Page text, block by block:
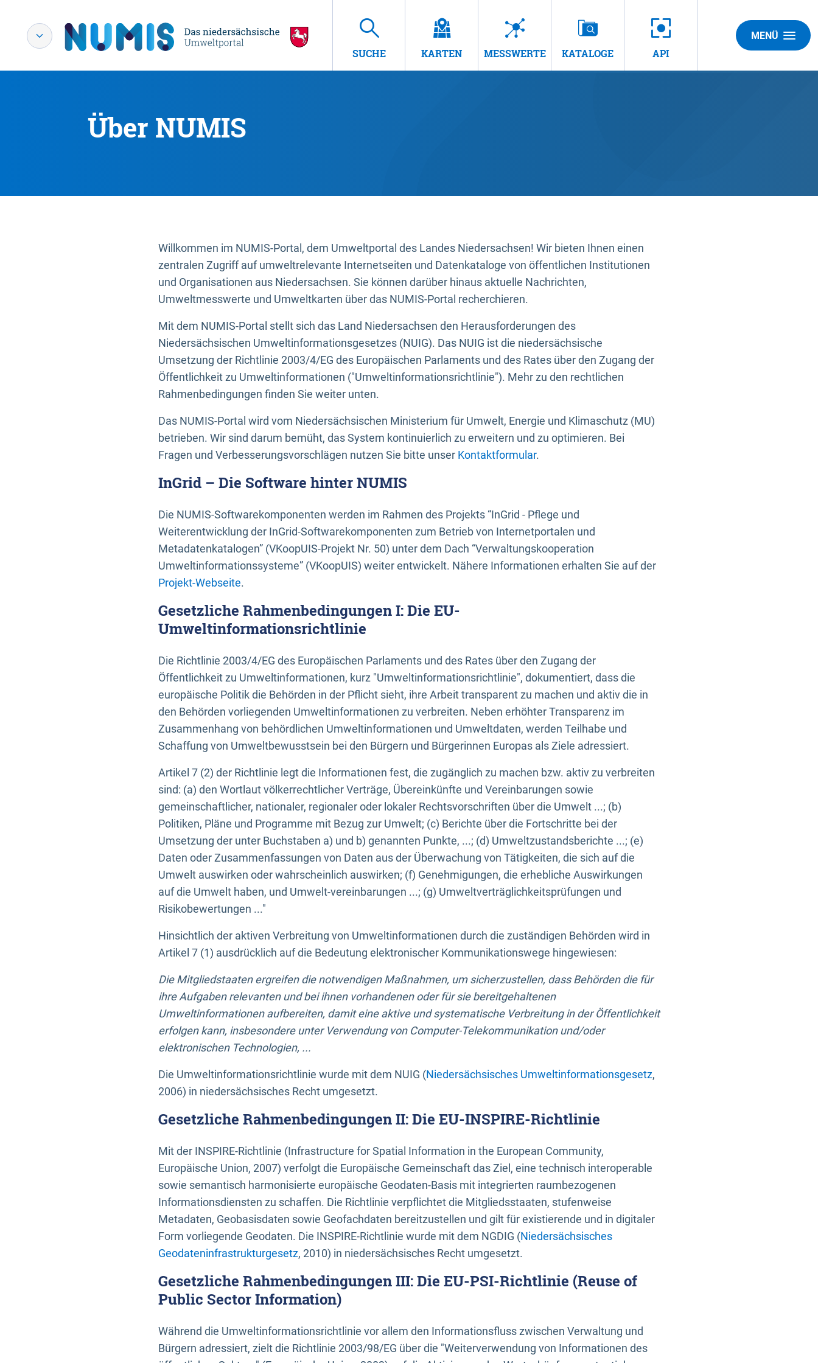
SUCHE KARTEN MESSWERTE KATALOGE API
MENÜ
Über NUMIS
Willkommen im NUMIS-Portal, dem Umweltportal des Landes Niedersachsen! Wir bieten Ihnen einen
zentralen Zugriff auf umweltrelevante Internetseiten und Datenkataloge von öffentlichen Institutionen
und Organisationen aus Niedersachsen. Sie können darüber hinaus aktuelle Nachrichten,
Umweltmesswerte und Umweltkarten über das NUMIS-Portal recherchieren.
Mit dem NUMIS-Portal stellt sich das Land Niedersachsen den Herausforderungen des
Niedersächsischen Umweltinformationsgesetzes (NUIG). Das NUIG ist die niedersächsische
Umsetzung der Richtlinie 2003/4/EG des Europäischen Parlaments und des Rates über den Zugang der
Öffentlichkeit zu Umweltinformationen ("Umweltinformationsrichtlinie"). Mehr zu den rechtlichen
Rahmenbedingungen finden Sie weiter unten.
Das NUMIS-Portal wird vom Niedersächsischen Ministerium für Umwelt, Energie und Klimaschutz (MU)
betrieben. Wir sind darum bemüht, das System kontinuierlich zu erweitern und zu optimieren. Bei
Fragen und Verbesserungsvorschlägen nutzen Sie bitte unser Kontaktformular.
InGrid – Die Software hinter NUMIS
Die NUMIS-Softwarekomponenten werden im Rahmen des Projekts “InGrid - Pflege und
Weiterentwicklung der InGrid-Softwarekomponenten zum Betrieb von Internetportalen und
Metadatenkatalogen” (VKoopUIS-Projekt Nr. 50) unter dem Dach “Verwaltungskooperation
Umweltinformationssysteme” (VKoopUIS) weiter entwickelt. Nähere Informationen erhalten Sie auf der
Projekt-Webseite.
Gesetzliche Rahmenbedingungen I: Die EU-
Umweltinformationsrichtlinie
Die Richtlinie 2003/4/EG des Europäischen Parlaments und des Rates über den Zugang der
Öffentlichkeit zu Umweltinformationen, kurz "Umweltinformationsrichtlinie", dokumentiert, dass die
europäische Politik die Behörden in der Pflicht sieht, ihre Arbeit transparent zu machen und aktiv die in
den Behörden vorliegenden Umweltinformationen zu verbreiten. Neben erhöhter Transparenz im
Zusammenhang von behördlichen Umweltinformationen und Umweltdaten, werden Teilhabe und
Schaffung von Umweltbewusstsein bei den Bürgern und Bürgerinnen Europas als Ziele adressiert.
Artikel 7 (2) der Richtlinie legt die Informationen fest, die zugänglich zu machen bzw. aktiv zu verbreiten
sind: (a) den Wortlaut völkerrechtlicher Verträge, Übereinkünfte und Vereinbarungen sowie
gemeinschaftlicher, nationaler, regionaler oder lokaler Rechtsvorschriften über die Umwelt ...; (b)
Politiken, Pläne und Programme mit Bezug zur Umwelt; (c) Berichte über die Fortschritte bei der
Umsetzung der unter Buchstaben a) und b) genannten Punkte, ...; (d) Umweltzustandsberichte ...; (e)
Daten oder Zusammenfassungen von Daten aus der Überwachung von Tätigkeiten, die sich auf die
Umwelt auswirken oder wahrscheinlich auswirken; (f) Genehmigungen, die erhebliche Auswirkungen
auf die Umwelt haben, und Umwelt-vereinbarungen ...; (g) Umweltverträglichkeitsprüfungen und
Risikobewertungen ..."
Hinsichtlich der aktiven Verbreitung von Umweltinformationen durch die zuständigen Behörden wird in
Artikel 7 (1) ausdrücklich auf die Bedeutung elektronischer Kommunikationswege hingewiesen:
Die Mitgliedstaaten ergreifen die notwendigen Maßnahmen, um sicherzustellen, dass Behörden die für
ihre Aufgaben relevanten und bei ihnen vorhandenen oder für sie bereitgehaltenen
Umweltinformationen aufbereiten, damit eine aktive und systematische Verbreitung in der Öffentlichkeit
erfolgen kann, insbesondere unter Verwendung von Computer-Telekommunikation und/oder
elektronischen Technologien, ...
Die Umweltinformationsrichtlinie wurde mit dem NUIG (Niedersächsisches Umweltinformationsgesetz,
2006) in niedersächsisches Recht umgesetzt.
Gesetzliche Rahmenbedingungen II: Die EU-INSPIRE-Richtlinie
Mit der INSPIRE-Richtlinie (Infrastructure for Spatial Information in the European Community,
Europäische Union, 2007) verfolgt die Europäische Gemeinschaft das Ziel, eine technisch interoperable
sowie semantisch harmonisierte europäische Geodaten-Basis mit integrierten raumbezogenen
Informationsdiensten zu schaffen. Die Richtlinie verpflichtet die Mitgliedsstaaten, stufenweise
Metadaten, Geobasisdaten sowie Geofachdaten bereitzustellen und gilt für existierende und in digitaler
Form vorliegende Geodaten. Die INSPIRE-Richtlinie wurde mit dem NGDIG (Niedersächsisches
Geodateninfrastrukturgesetz, 2010) in niedersächsisches Recht umgesetzt.
Gesetzliche Rahmenbedingungen III: Die EU-PSI-Richtlinie (Reuse of
Public Sector Information)
Während die Umweltinformationsrichtlinie vor allem den Informationsfluss zwischen Verwaltung und
Bürgern adressiert, zielt die Richtlinie 2003/98/EG über die "Weiterverwendung von Informationen des